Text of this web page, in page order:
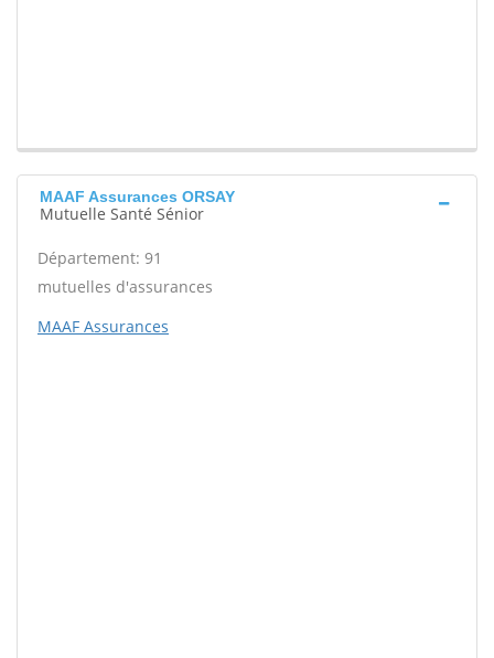
MAAF Assurances ORSAY
Mutuelle Santé Sénior
Département: 91
mutuelles d'assurances
MAAF Assurances